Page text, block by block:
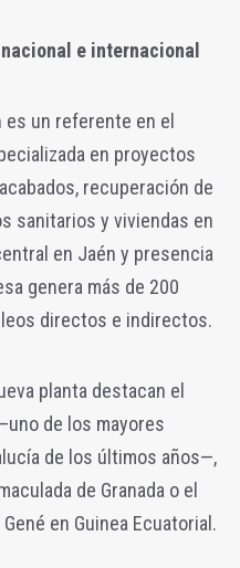
e internacional
un referente en el
en proyectos
recuperación de
sanitarios y viviendas en
en Jaén y presencia
genera más de 200
directos e indirectos.
planta destacan el
de los mayores
de los últimos años—,
de Granada o el
en Guinea Ecuatorial.